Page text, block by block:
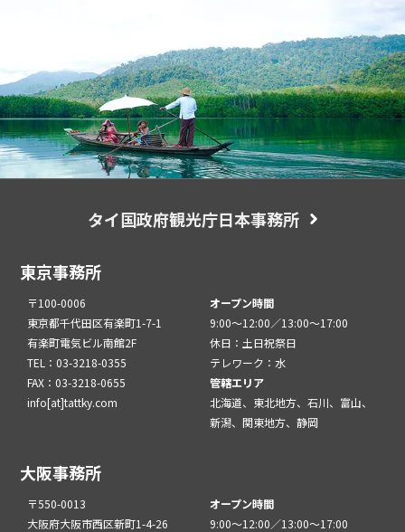
タイ国政府観光庁日本事務所
東京事務所
〒100-0006
東京都千代田区有楽町1-7-1
有楽町電気ビル南館2F
TEL：03-3218-0355
FAX：03-3218-0655
info[at]tattky.com
オープン時間
9:00～12:00／13:00～17:00
休日：土日祝祭日
テレワーク：水
管轄エリア
北海道、東北地方、石川、富山、
新潟、関東地方、静岡
大阪事務所
〒550-0013
大阪府大阪市西区新町1-4-26
オープン時間
9:00～12:00／13:00～17:00